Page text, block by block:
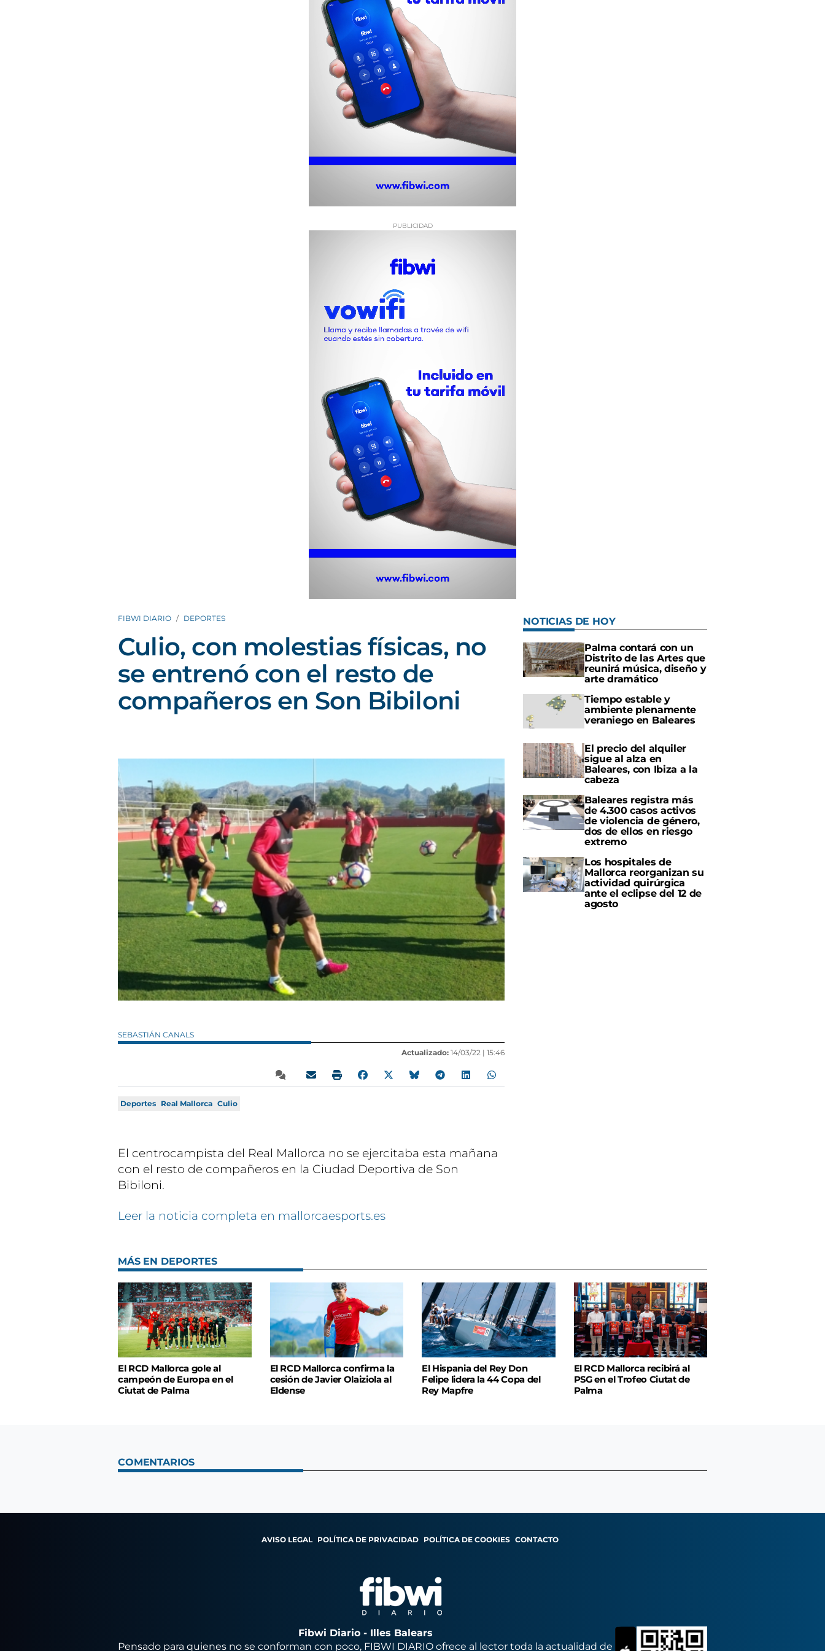
FIBWI DIARIO DEPORTES
Culio, con molestias físicas, no
se entrenó con el resto de
compañeros en Son Bibiloni
SEBASTIÁN CANALS
Actualizado: 14/03/22 | 15:46
Deportes Real Mallorca Culio
El centrocampista del Real Mallorca no se ejercitaba esta mañana
con el resto de compañeros en la Ciudad Deportiva de Son
Bibiloni.
Leer la noticia completa en mallorcaesports.es
NOTICIAS DE HOY
Palma contará con un
Distrito de las Artes que
reunirá música, diseño y
arte dramático
Tiempo estable y
ambiente plenamente
veraniego en Baleares
El precio del alquiler
sigue al alza en
Baleares, con Ibiza a la
cabeza
Baleares registra más
de 4.300 casos activos
de violencia de género,
dos de ellos en riesgo
extremo
Los hospitales de
Mallorca reorganizan su
actividad quirúrgica
ante el eclipse del 12 de
agosto
MÁS EN DEPORTES
El RCD Mallorca gole al
campeón de Europa en el
Ciutat de Palma
El RCD Mallorca confirma la
cesión de Javier Olaiziola al
Eldense
El Hispania del Rey Don
Felipe lidera la 44 Copa del
Rey Mapfre
El RCD Mallorca recibirá al
PSG en el Trofeo Ciutat de
Palma
COMENTARIOS
AVISO LEGAL POLÍTICA DE PRIVACIDAD POLÍTICA DE COOKIES CONTACTO
Fibwi Diario - Illes Balears
Pensado para quienes no se conforman con poco, FIBWI DIARIO ofrece al lector toda la actualidad de